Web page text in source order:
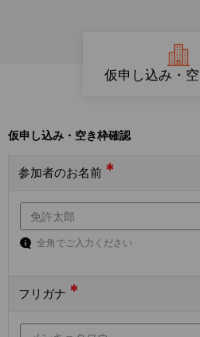
仮申し込み・
仮申し込み・空き枠確認
参加者のお名前 *
全角でご入力ください
フリガナ *